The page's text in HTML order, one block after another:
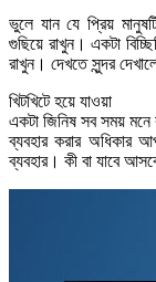
ভুলে যান যে প্রিয়
গুছিয়ে রাখুন। একটা
রাখুন। দেখতে সুন্দর
খিটখিটে হয়ে যাওয়া
একটা জিনিষ সব সময় মনে
ব্যবহার করার অধিকার
ব্যবহার। কী বা যাবে